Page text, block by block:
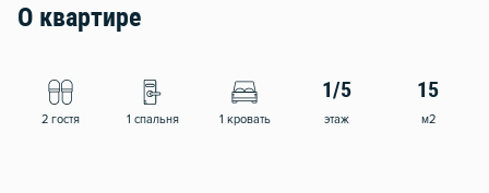
О квартире
2 гостя 1 спальня 1 кровать
1/5
этаж
15
м2